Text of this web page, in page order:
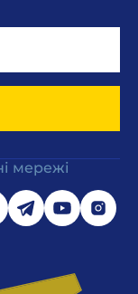
мережі